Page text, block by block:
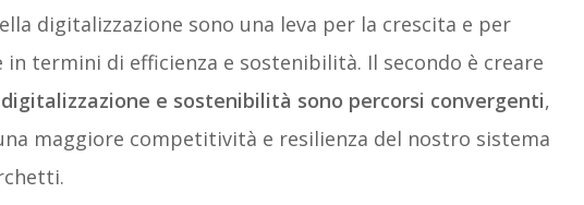
digitalizzazione sono una leva per la crescita e per
termini di efficienza e sostenibilità. Il secondo è creare
digitalizzazione e sostenibilità sono percorsi convergenti,
maggiore competitività e resilienza del nostro sistema